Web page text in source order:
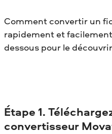
Comment convertir un
rapidement et
dessous pour le
Étape 1.
convertisseur